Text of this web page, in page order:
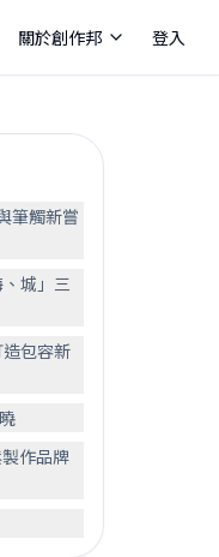
關於創作邦 登入
筆觸新嘗
城」三
包容新
作品牌